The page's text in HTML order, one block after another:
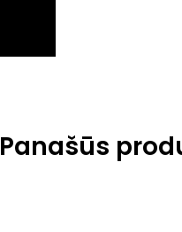
Panašūs